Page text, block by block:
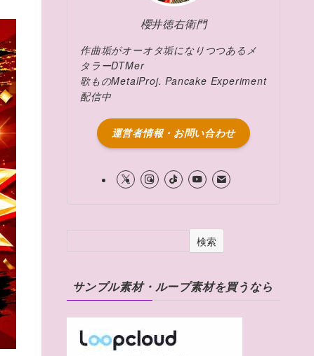
櫻井徳右衛門
作曲垢がオーオタ垢になりつつあるメ
タラーDTMer
歌ものMetalProj. Pancake Experiment
配信中
運営者情報・お問い合わせ
検索
サンプル素材・ループ素材を買うなら